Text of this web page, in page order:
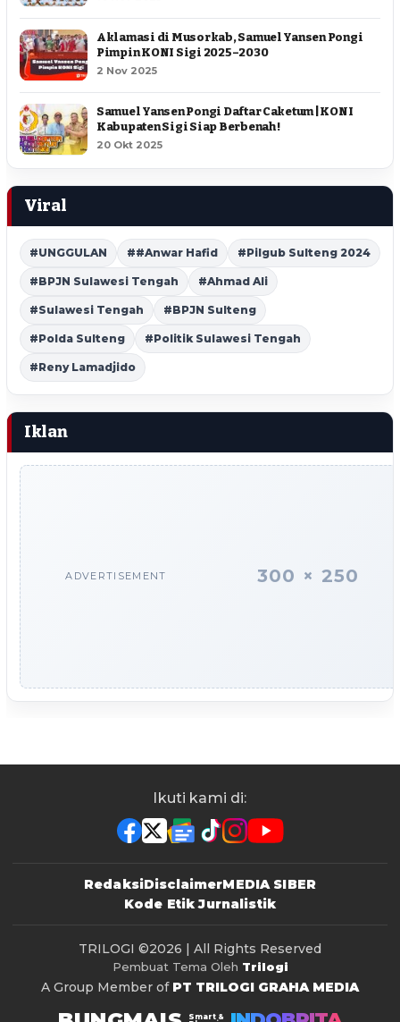
Aklamasi di Musorkab, Samuel Yansen Pongi
Pimpin KONI Sigi 2025–2030
2 Nov 2025
Samuel Yansen Pongi Daftar Caketum | KONI
Kabupaten Sigi Siap Berbenah !
20 Okt 2025
Viral
#UNGGULAN ##Anwar Hafid #Pilgub Sulteng 2024
#BPJN Sulawesi Tengah #Ahmad Ali
#Sulawesi Tengah #BPJN Sulteng
#Polda Sulteng #Politik Sulawesi Tengah
#Reny Lamadjido
Iklan
ADVERTISEMENT 300 × 250
Ikuti kami di:
RedaksiDisclaimerMEDIA SIBER
Kode Etik Jurnalistik
TRILOGI ©2026 | All Rights Reserved
Pembuat Tema Oleh Trilogi
A Group Member of PT TRILOGI GRAHA MEDIA
Smart &